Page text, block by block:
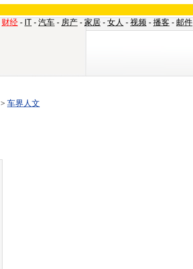
财经 - IT - 汽车 - 房产 - 家居 - 女人 - 视频 - 播客 - 邮件
> 车界人文